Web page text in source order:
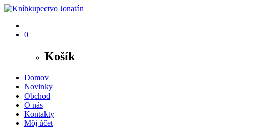
0
Košík
Domov
Novinky
Obchod
O nás
Kontakty
Môj účet